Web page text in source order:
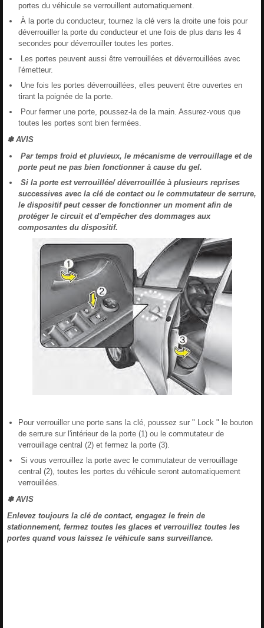
portes du véhicule se verrouillent automatiquement.
À la porte du conducteur, tournez la clé vers la droite une fois pour
déverrouiller la porte du conducteur et une fois de plus dans les 4
secondes pour déverrouiller toutes les portes.
Les portes peuvent aussi être verrouillées et déverrouillées avec
l'émetteur.
Une fois les portes déverrouillées, elles peuvent être ouvertes en
tirant la poignée de la porte.
Pour fermer une porte, poussez-la de la main. Assurez-vous que
toutes les portes sont bien fermées.
✽ AVIS
Par temps froid et pluvieux, le mécanisme de verrouillage et de
porte peut ne pas bien fonctionner à cause du gel.
Si la porte est verrouillée/ déverrouillée à plusieurs reprises
successives avec la clé de contact ou le commutateur de serrure,
le dispositif peut cesser de fonctionner un moment afin de
protéger le circuit et d'empêcher des dommages aux
composantes du dispositif.
Pour verrouiller une porte sans la clé, poussez sur " Lock " le bouton
de serrure sur l'intérieur de la porte (1) ou le commutateur de
verrouillage central (2) et fermez la porte (3).
Si vous verrouillez la porte avec le commutateur de verrouillage
central (2), toutes les portes du véhicule seront automatiquement
verrouillées.
✽ AVIS
Enlevez toujours la clé de contact, engagez le frein de
stationnement, fermez toutes les glaces et verrouillez toutes les
portes quand vous laissez le véhicule sans surveillance.